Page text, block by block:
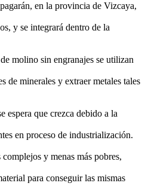
en la provincia de Vizcaya,
y se integrará dentro de la
molino sin engranajes se utilizan
de minerales y extraer metales tales
espera que crezca debido a la
en proceso de industrialización.
y menas más pobres,
para conseguir las mismas